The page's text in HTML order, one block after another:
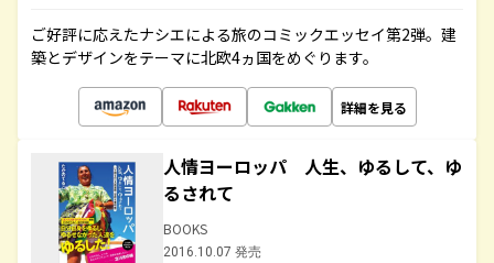
ご好評に応えたナシエによる旅のコミックエッセイ第2弾。建
築とデザインをテーマに北欧4ヵ国をめぐります。
詳細を見る
人情ヨーロッパ 人生、ゆるして、ゆ
るされて
BOOKS
2016.10.07 発売